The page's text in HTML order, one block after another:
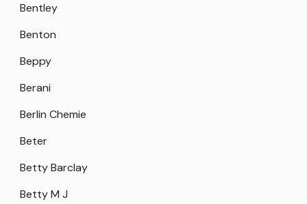
Bentley
Benton
Beppy
Berani
Berlin Chemie
Beter
Betty Barclay
Betty M J